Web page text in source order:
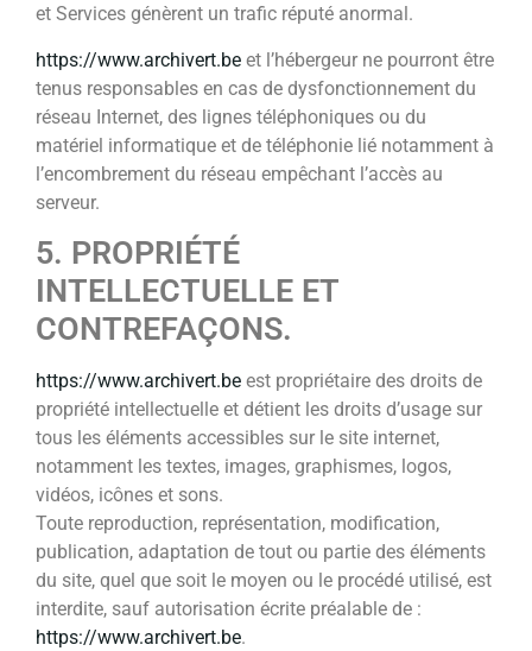
et Services génèrent un trafic réputé anormal.
https://www.archivert.be et l’hébergeur ne pourront être
tenus responsables en cas de dysfonctionnement du
réseau Internet, des lignes téléphoniques ou du
matériel informatique et de téléphonie lié notamment à
l’encombrement du réseau empêchant l’accès au
serveur.
5. PROPRIÉTÉ
INTELLECTUELLE ET
CONTREFAÇONS.
https://www.archivert.be est propriétaire des droits de
propriété intellectuelle et détient les droits d’usage sur
tous les éléments accessibles sur le site internet,
notamment les textes, images, graphismes, logos,
vidéos, icônes et sons.
Toute reproduction, représentation, modification,
publication, adaptation de tout ou partie des éléments
du site, quel que soit le moyen ou le procédé utilisé, est
interdite, sauf autorisation écrite préalable de :
https://www.archivert.be.